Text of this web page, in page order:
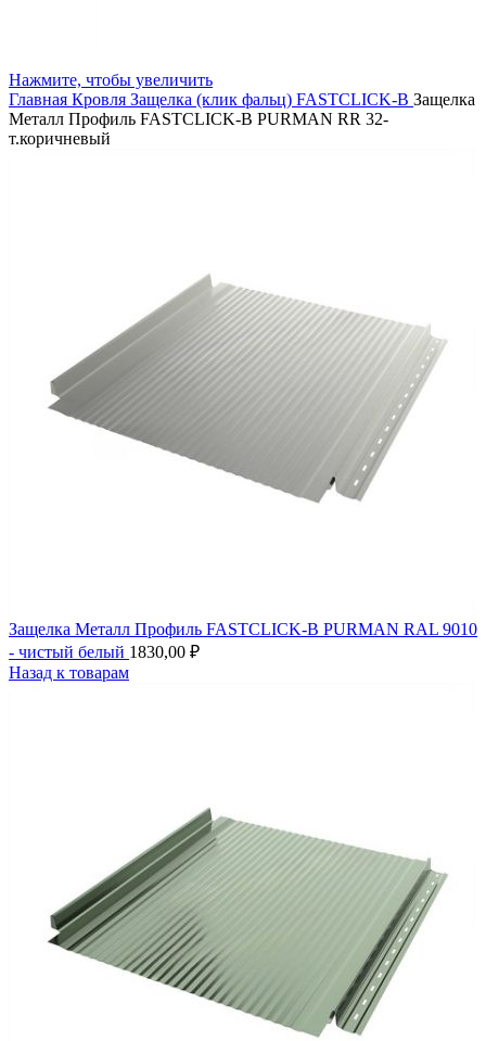
Нажмите, чтобы увеличить
Главная Кровля Защелка (клик фальц) FASTCLICK-B Защелка
Металл Профиль FASTCLICK-В PURMAN RR 32-
т.коричневый
Защелка Металл Профиль FASTCLICK-В PURMAN RAL 9010
- чистый белый 1830,00 ₽
Назад к товарам